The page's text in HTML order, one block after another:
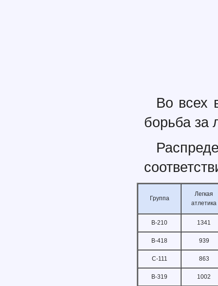
Во всех
борьба за
Группа
Легкая
атлетика
В-210 1341
В-418 939
С-111 863
В-319 1002